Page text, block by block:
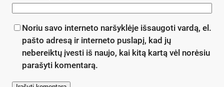
Noriu savo interneto naršyklėje išsaugoti vardą, el.
pašto adresą ir interneto puslapį, kad jų
nebereiktų įvesti iš naujo, kai kitą kartą vėl norėsiu
parašyti komentarą.